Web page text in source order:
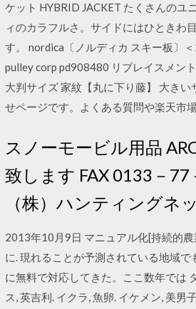
ケット HYBRID JACKET たくさんの
ィのカラフルさ。サイドにはひときわ
す。 nordica〔ノルディカ スキー板〕
pulley corp pd908480 リプレイスメン
大判サイズ 家紋【丸に下り藤】 大き
せページです。よくある質問や楽天市
スノーモービル用品
致します FAX 0133－
（株）ハンティングネ
2013年10月9日 マニュアル化[持続的
に. 現れることが予測されている地域
に無料で対応してきた。ここ数年では
ス, 英吉利. イクラ, 魚卵. イケメン, 美男